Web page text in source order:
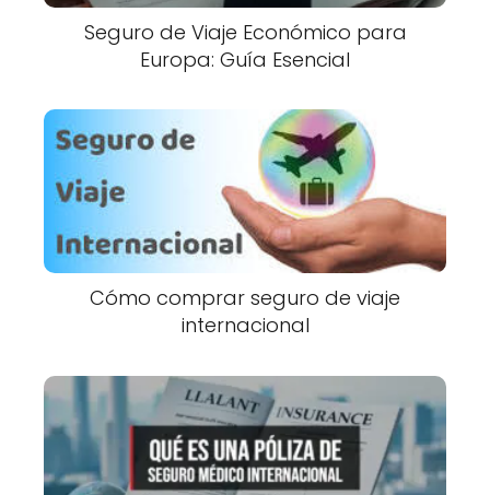
Seguro de Viaje Económico para
Europa: Guía Esencial
Cómo comprar seguro de viaje
internacional